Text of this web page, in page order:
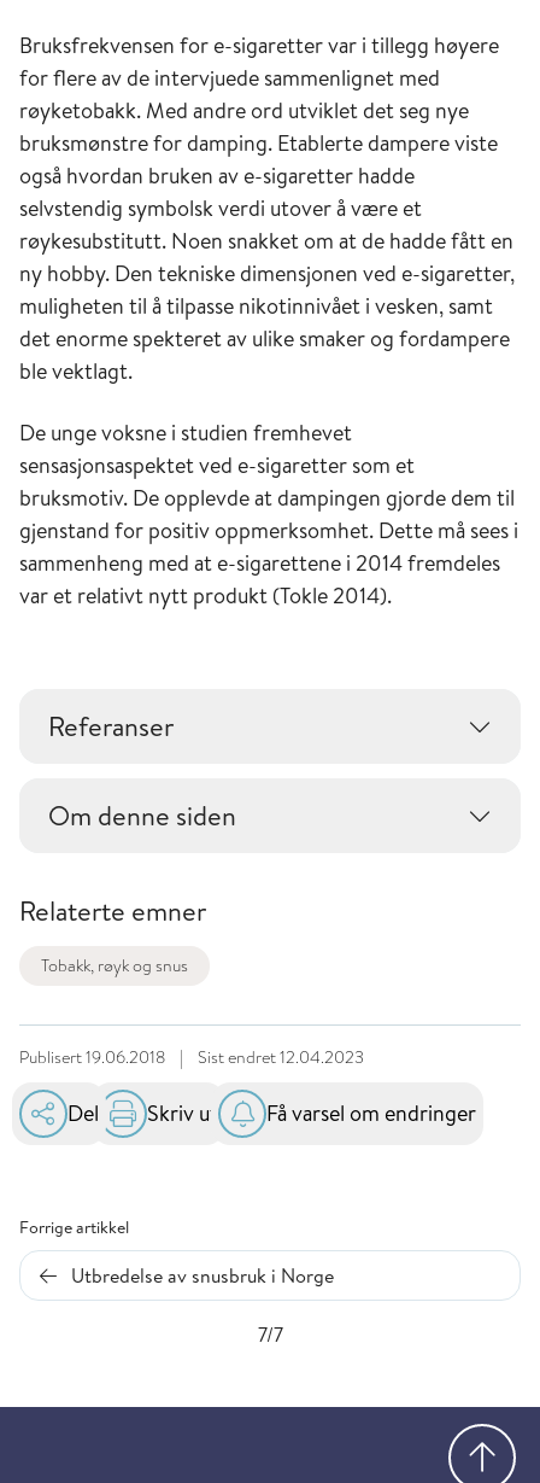
Bruksfrekvensen for e-sigaretter var i tillegg høyere
for flere av de intervjuede sammenlignet med
røyketobakk. Med andre ord utviklet det seg nye
bruksmønstre for damping. Etablerte dampere viste
også hvordan bruken av e-sigaretter hadde
selvstendig symbolsk verdi utover å være et
røykesubstitutt. Noen snakket om at de hadde fått en
ny hobby. Den tekniske dimensjonen ved e-sigaretter,
muligheten til å tilpasse nikotinnivået i vesken, samt
det enorme spekteret av ulike smaker og fordampere
ble vektlagt.
De unge voksne i studien fremhevet
sensasjonsaspektet ved e-sigaretter som et
bruksmotiv. De opplevde at dampingen gjorde dem til
gjenstand for positiv oppmerksomhet. Dette må sees i
sammenheng med at e-sigarettene i 2014 fremdeles
var et relativt nytt produkt (Tokle 2014).
Referanser
Om denne siden
Relaterte emner
Tobakk, røyk og snus
Publisert19.06.2018 | Sist endret12.04.2023
Del Skriv ut Få varsel om endringer
Forrige artikkel
Utbredelse av snusbruk i Norge
7/7